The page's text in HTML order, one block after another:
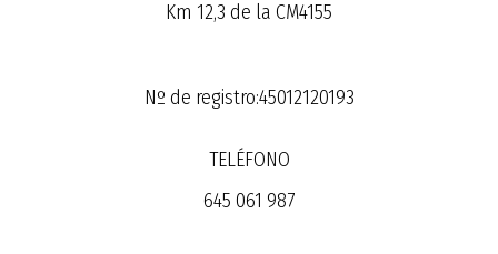
Km 12,3 de la CM4155
Nº de registro:45012120193
TELÉFONO
645 061 987